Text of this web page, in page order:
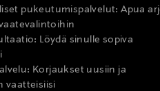
pukeutumispalvelut: Apua
Löydä sinulle sopiva
Korjaukset uusiin ja
vaatteisiisi